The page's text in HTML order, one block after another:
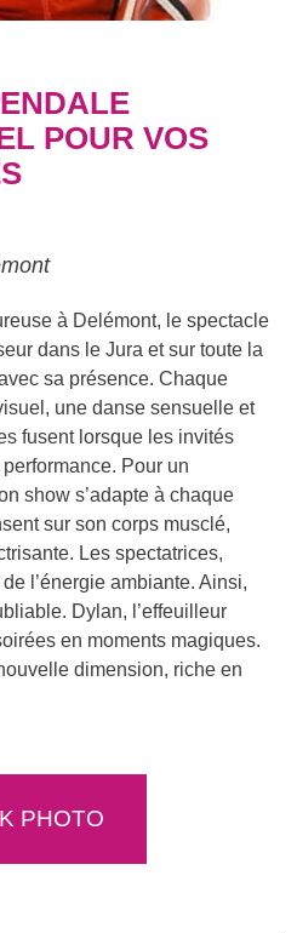
POUR VOS
à Delémont, le spectacle
dans le Jura et sur toute la
sa présence. Chaque
une danse sensuelle et
fusent lorsque les invités
Pour un
show s’adapte à chaque
sur son corps musclé,
Les spectatrices,
l’énergie ambiante. Ainsi,
Dylan, l’effeuilleur
en moments magiques.
dimension, riche en
PHOTO